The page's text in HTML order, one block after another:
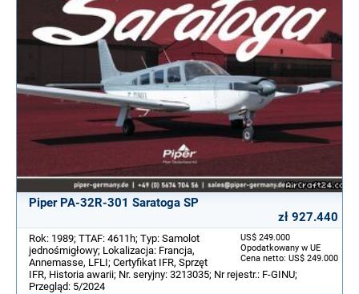
Piper PA-32R-301 Saratoga SP
zł 927.440
US$ 249.000
Opodatkowany w UE
Cena netto: US$ 249.000
Rok: 1989; TTAF: 4611h; Typ: Samolot
jednośmigłowy; Lokalizacja: Francja,
Annemasse, LFLI; Certyfikat IFR, Sprzęt
IFR, Historia awarii; Nr. seryjny: 3213035; Nr rejestr.: F-GINU;
Przegląd: 5/2024